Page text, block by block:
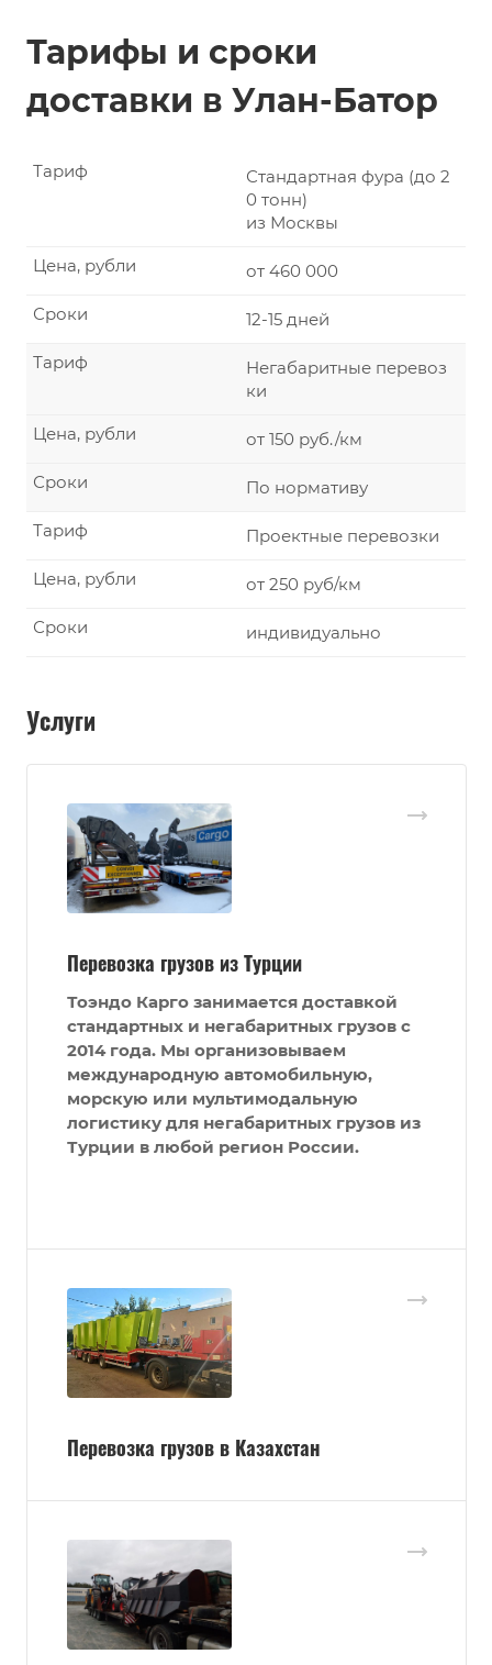
Тарифы и сроки
доставки в Улан-Батор
Стандартная фура (до 2
0 тонн)
из Москвы
Тариф
от 460 000
Цена, рубли
12-15 дней
Сроки
Негабаритные перевоз
ки
Тариф
от 150 руб./км
Цена, рубли
По нормативу
Сроки
Проектные перевозки
Тариф
от 250 руб/км
Цена, рубли
индивидуально
Сроки
Услуги
Перевозка грузов из Турции
Тоэндо Карго занимается доставкой
стандартных и негабаритных грузов с
2014 года. Мы организовываем
международную автомобильную,
морскую или мультимодальную
логистику для негабаритных грузов из
Турции в любой регион России.
Перевозка грузов в Казахстан